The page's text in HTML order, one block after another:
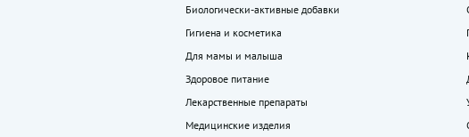
Биологически-активные добавки
Гигиена и косметика
Для мамы и малыша
Здоровое питание
Лекарственные препараты
Медицинские изделия